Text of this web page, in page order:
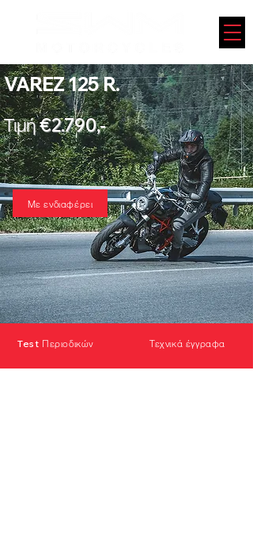
VAREZ 125 R.
Τιμή €2.790,-
Με ενδιαφέρει
Test Περιοδικών Τεχνικά έγγραφα